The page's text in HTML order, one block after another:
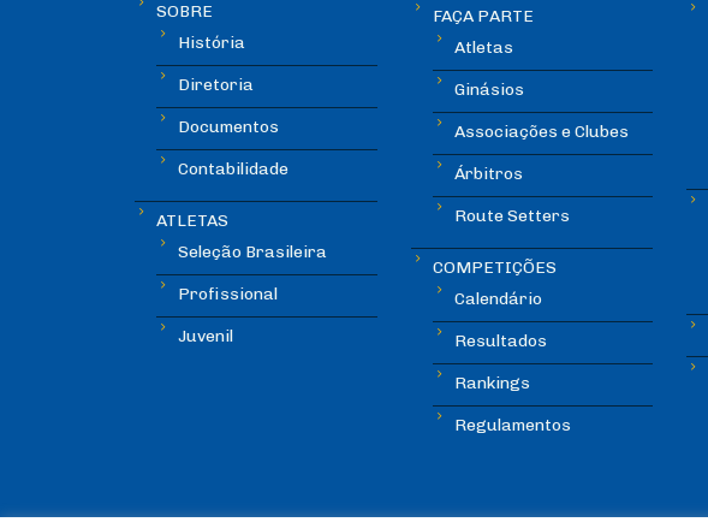
SOBRE
História
Diretoria
Documentos
Contabilidade
ATLETAS
Seleção Brasileira
Profissional
Juvenil
FAÇA PARTE
Atletas
Ginásios
Associações e Clubes
Árbitros
Route Setters
COMPETIÇÕES
Calendário
Resultados
Rankings
Regulamentos